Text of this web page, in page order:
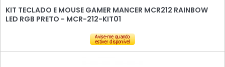
KIT TECLADO E MOUSE GAMER MANCER MCR212 RAINBOW
LED RGB PRETO - MCR-212-KIT01